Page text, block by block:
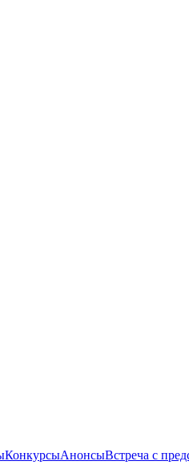
КонкурсыАнонсыВстреча с